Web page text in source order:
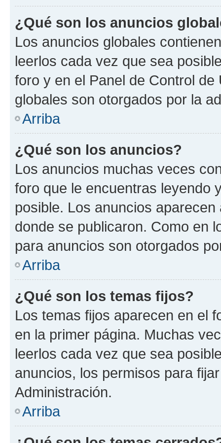
¿Qué son los anuncios
Los anuncios globales
leerlos cada vez que sea
foro y en el Panel de Control
globales son otorgados por la
Arriba
¿Qué son los anuncios?
Los anuncios muchas veces
foro que le encuentras leyendo
posible. Los anuncios
donde se publicaron. Como en
para anuncios son otorgados
Arriba
¿Qué son los temas fijos?
Los temas fijos aparecen en el
en la primer página. Muchas
leerlos cada vez que sea
anuncios, los permisos para
Administración.
Arriba